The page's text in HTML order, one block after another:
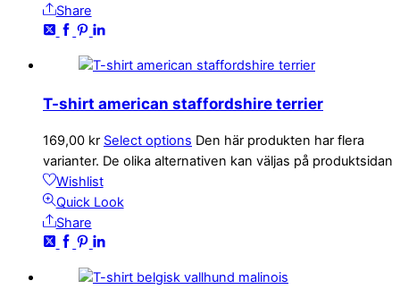
Share
T-shirt american staffordshire terrier
169,00 kr Select options Den här produkten har flera
varianter. De olika alternativen kan väljas på produktsidan
Wishlist
Quick Look
Share